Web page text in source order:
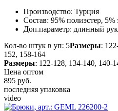
Производство: Турция
Состав: 95% полиэстер, 5%
Доп.параметр: длинный
Кол-во штук в уп: 5Размеры:
152, 158-164
Размеры: 122-128, 134-140, 140-
Цена оптом
895 руб.
последняя упаковка
video